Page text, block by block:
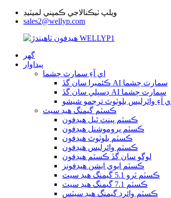
ويلپ ٽيڪنالاجي ڪمپني لميٽيڊ
sales2@wellyp.com
گھر
پيداوار
اي آءِ سمارٽ چشما
ڪئميرا سان گڏ AI سمارٽ چشما
ڊسپلي سان گڏ AI سمارٽ چشما
اي آءِ وائرليس بلوٽوٿ ترجمو شيشو
ڪسٽم گيمنگ هيڊ سيٽ
ڪسٽم پينٽ ٿيل هيڊفون
ڪسٽم پروموشنل هيڊفون
ڪسٽم بلوٽوٿ هيڊفون
ڪسٽم وائرليس هيڊفون
لوگو سان گڏ ڪسٽم هيڊفون
ڪسٽم ايوي ايشن هيڊفونز
ڪسٽم ٽرو 5.1 گيمنگ هيڊ سيٽ
ڪسٽم 7.1 گيمنگ هيڊ سيٽ
ڪسٽم وائرڊ گيمنگ هيڊ سيٽس